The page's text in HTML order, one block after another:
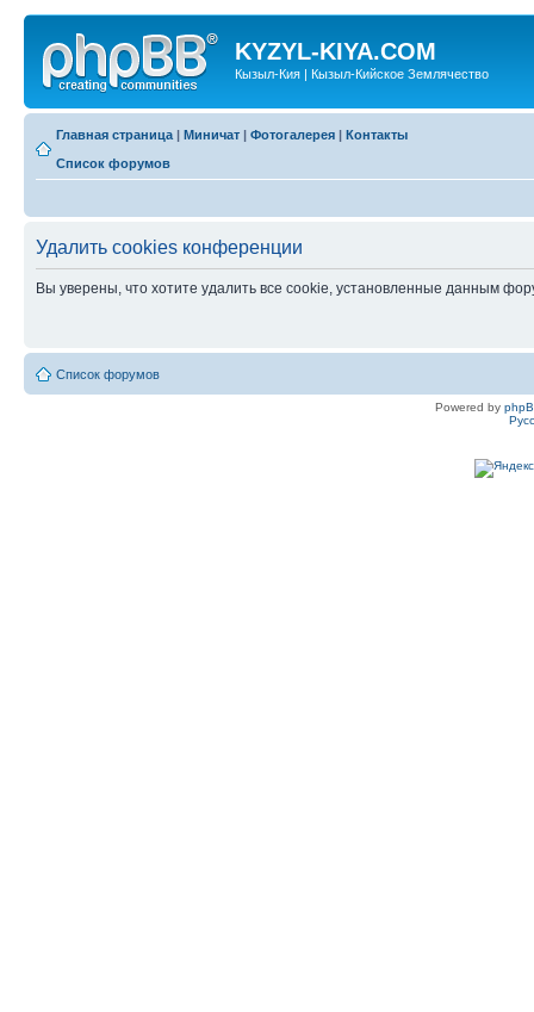
KYZYL-KIYA.COM
Кызыл-Кия | Кызыл-Кийское Землячество
Главная страница | Миничат | Фотогалерея | Контакты
Список форумов
Удалить cookies конференции
Вы уверены, что хотите удалить все cookie, установленные данным
Список форумов
Powered by